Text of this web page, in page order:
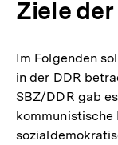
Ziele
Im Folgenden
in der DDR
SBZ/DDR gab